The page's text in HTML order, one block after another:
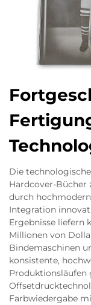
Die
Hardcover-Bücher
durch
Integration
Ergebnisse liefern
Millionen von
Bindemaschinen
konsistente,
Produktionsläufen
Farbwiedergabe